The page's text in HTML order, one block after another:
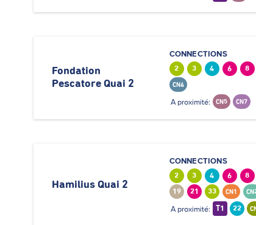
Fondation
Pescatore Quai 2
CONNECTIONS
2 3 4 6 8
CN4
A proximité: CN5 CN7
Hamilius Quai 2
CONNECTIONS
2 3 4 6
8
19
21 33 CN1
A proximité: T1 22